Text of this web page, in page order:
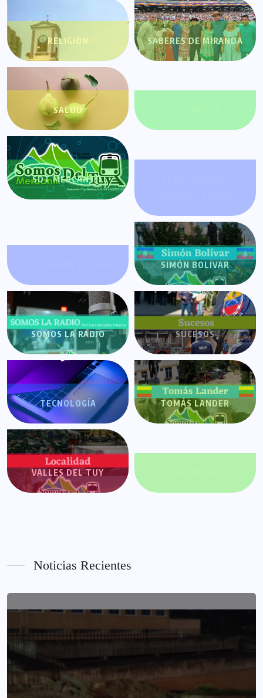
RELIGIÓN SABERES DE MIRANDA
SALUD
SDT MERCANTIL
SIMÓN BOLÍVAR
SOMOS LA RADIO SUCESOS
TECNOLOGÍA TOMÁS LANDER
VALLES DEL TUY
Noticias Recientes